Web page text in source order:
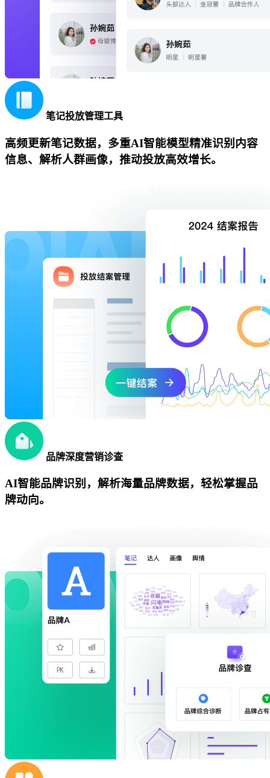
笔记投放管理工具
高频更新笔记数据，多重AI智能模型精准识别内容
信息、解析人群画像，推动投放高效增长。
品牌深度营销诊查
AI智能品牌识别，解析海量品牌数据，轻松掌握品
牌动向。